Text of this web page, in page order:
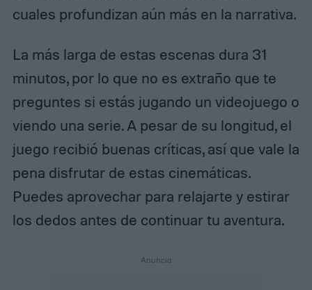
cuales profundizan aún más en la narrativa.
La más larga de estas escenas dura 31
minutos, por lo que no es extraño que te
preguntes si estás jugando un videojuego o
viendo una serie. A pesar de su longitud, el
juego recibió buenas críticas, así que vale la
pena disfrutar de estas cinemáticas.
Puedes aprovechar para relajarte y estirar
los dedos antes de continuar tu aventura.